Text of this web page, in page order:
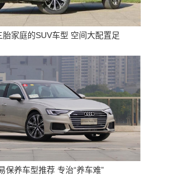
胎家庭的SUV车型 空间大配置足
保养车型推荐 专治“养车难”